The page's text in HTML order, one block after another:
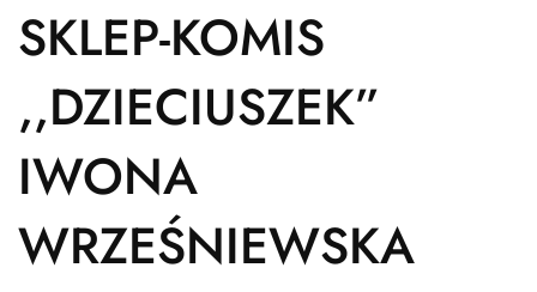
SKLEP-KOMIS
,,DZIECIUSZEK”
IWONA
WRZEŚNIEWSKA